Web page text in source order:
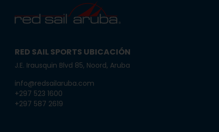
RED SAIL SPORTS UBICACIÓN
J.E. Irausquin Blvd 85, Noord, Aruba
info@redsailaruba.com
+297 523 1600
+297 587 2619